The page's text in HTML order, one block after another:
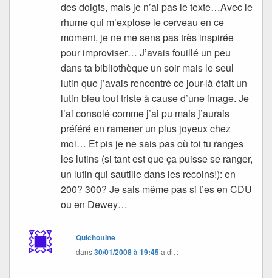
des doigts, mais je n’ai pas le texte…Avec le
rhume qui m’explose le cerveau en ce
moment, je ne me sens pas très inspirée
pour improviser… J’avais fouillé un peu
dans ta bibliothèque un soir mais le seul
lutin que j’avais rencontré ce jour-là était un
lutin bleu tout triste à cause d’une image. Je
l’ai consolé comme j’ai pu mais j’aurais
préféré en ramener un plus joyeux chez
moi… Et pis je ne sais pas où toi tu ranges
les lutins (si tant est que ça puisse se ranger,
un lutin qui sautille dans les recoins!): en
200? 300? Je sais même pas si t’es en CDU
ou en Dewey…
Quichottine
dans30/01/2008 à 19:45a dit :